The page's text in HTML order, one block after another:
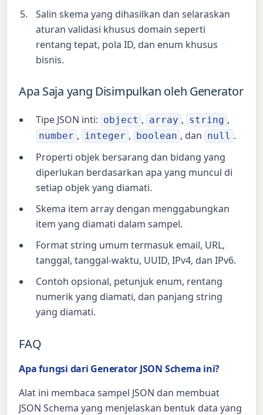
Salin skema yang dihasilkan dan selaraskan
aturan validasi khusus domain seperti
rentang tepat, pola ID, dan enum khusus
bisnis.
Apa Saja yang Disimpulkan oleh Generator
Tipe JSON inti: object , array , string ,
number , integer , boolean , dan null .
Properti objek bersarang dan bidang yang
diperlukan berdasarkan apa yang muncul di
setiap objek yang diamati.
Skema item array dengan menggabungkan
item yang diamati dalam sampel.
Format string umum termasuk email, URL,
tanggal, tanggal-waktu, UUID, IPv4, dan IPv6.
Contoh opsional, petunjuk enum, rentang
numerik yang diamati, dan panjang string
yang diamati.
FAQ
Apa fungsi dari Generator JSON Schema ini?
Alat ini membaca sampel JSON dan membuat
JSON Schema yang menjelaskan bentuk data yang